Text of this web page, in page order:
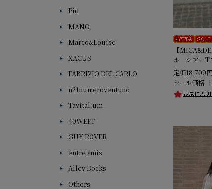
Pid
MANO
Marco&Louise
XACUS
FABRIZIO DEL CARLO
n21numeroventuno
Tavitalium
40WEFT
GUY ROVER
entre amis
Alley Docks
Others
【
ル シアーT
定価18,700円
セール価格